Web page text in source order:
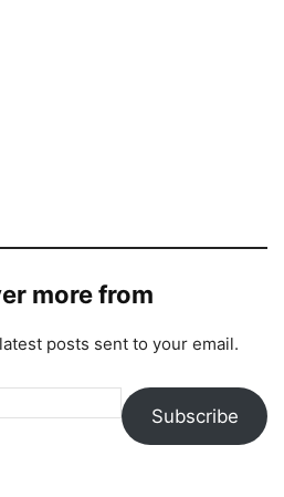
more from
posts sent to your email.
Subscribe